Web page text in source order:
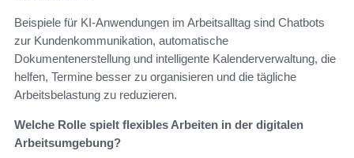
Beispiele für KI-Anwendungen im Arbeitsalltag sind Chatbots
zur Kundenkommunikation, automatische
Dokumentenerstellung und intelligente Kalenderverwaltung, die
helfen, Termine besser zu organisieren und die tägliche
Arbeitsbelastung zu reduzieren.
Welche Rolle spielt flexibles Arbeiten in der digitalen
Arbeitsumgebung?